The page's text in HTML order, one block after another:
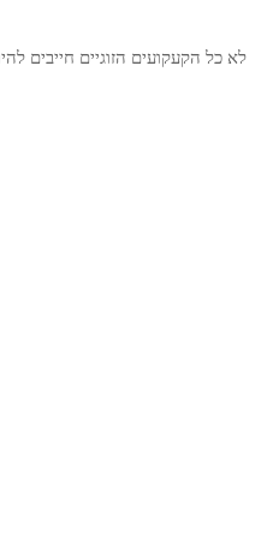
לא כל הקעקועים הזוגיים חייבים